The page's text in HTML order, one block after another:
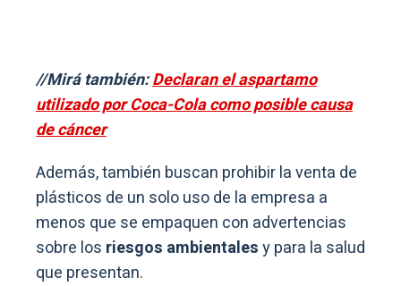
//Mirá también:Declaran el aspartamo
utilizado por Coca-Cola como posible causa
de cáncer
Además, también buscan prohibir la venta de
plásticos de un solo uso de la empresa a
menos que se empaquen con advertencias
sobre los riesgos ambientalesy para la salud
que presentan.